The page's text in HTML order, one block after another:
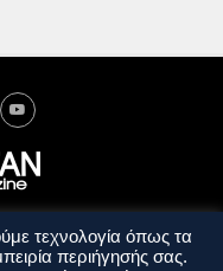
Όροι Χρήσης
τεχνολογία όπως τα
περιήγησής σας.